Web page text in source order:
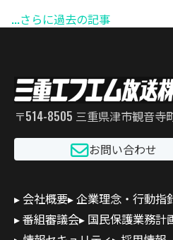
...さらに過去の記事
〒514-8505 三重県津市観音寺
お問い合わせ
会社概要 企業理念・行動指
番組審議会 国民保護業務計